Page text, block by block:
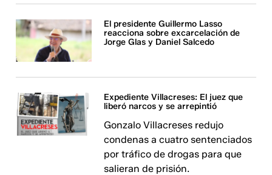
El presidente Guillermo Lasso
reacciona sobre excarcelación de
Jorge Glas y Daniel Salcedo
Expediente Villacreses: El juez que
liberó narcos y se arrepintió
Gonzalo Villacreses redujo
condenas a cuatro sentenciados
por tráfico de drogas para que
salieran de prisión.